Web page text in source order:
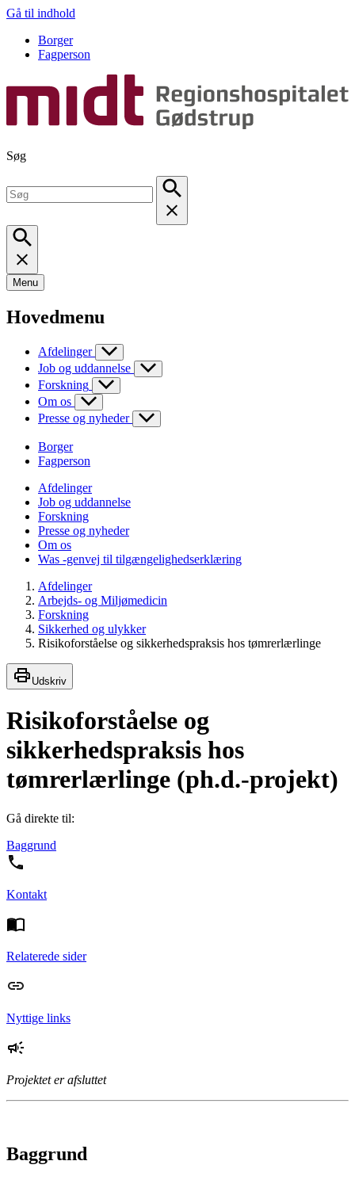
Gå til indhold
Borger
Fagperson
Søg
Menu
Hovedmenu
Afdelinger
Job og uddannelse
Forskning
Om os
Presse og nyheder
Borger
Fagperson
Afdelinger
Job og uddannelse
Forskning
Presse og nyheder
Om os
Was -genvej til tilgængelighedserklæring
Afdelinger
Arbejds- og Miljømedicin
Forskning
Sikkerhed og ulykker
Risikoforståelse og sikkerhedspraksis hos tømrerlærlinge
Udskriv
Risikoforståelse og
sikkerhedspraksis hos
tømrerlærlinge (ph.d.-projekt)
Gå direkte til:
Baggrund
Kontakt
Relaterede sider
Nyttige links
Projektet er afsluttet
Baggrund